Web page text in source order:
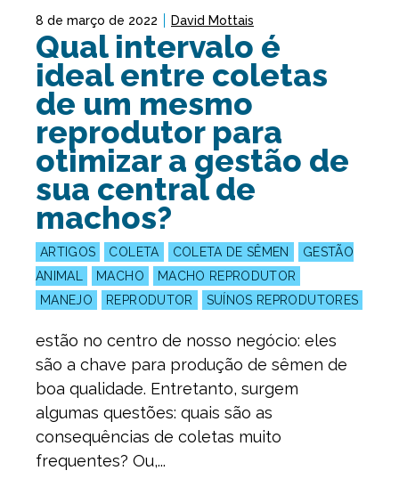
8 de março de 2022 David Mottais
Qual intervalo é
ideal entre coletas
de um mesmo
reprodutor para
otimizar a gestão de
sua central de
machos?
ARTIGOS COLETA COLETA DE SÊMEN
GESTÃO
ANIMAL
MACHO
MACHO REPRODUTOR
MANEJO
REPRODUTOR SUÍNOS REPRODUTORES
estão no centro de nosso negócio: eles
são a chave para produção de sêmen de
boa qualidade. Entretanto, surgem
algumas questões: quais são as
consequências de coletas muito
frequentes? Ou,...